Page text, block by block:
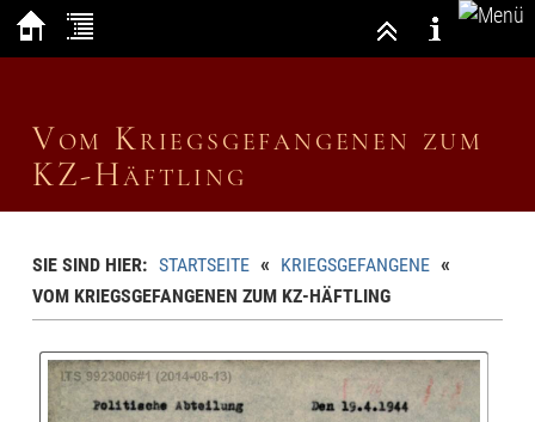
Vom Kriegsgefangenen zum
KZ-Häftling
SIE SIND HIER: STARTSEITE « KRIEGSGEFANGENE «
VOM KRIEGSGEFANGENEN ZUM KZ-HÄFTLING